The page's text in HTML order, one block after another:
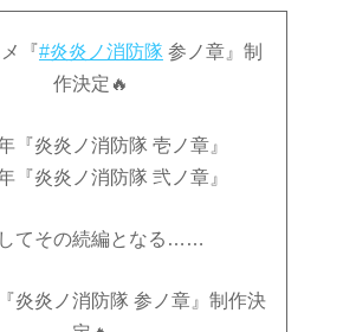
『#炎炎ノ消防隊参ノ章』制
作決定🔥
『炎炎ノ消防隊 壱ノ章』
『炎炎ノ消防隊 弐ノ章』
てその続編となる……
炎炎ノ消防隊 参ノ章』制作決